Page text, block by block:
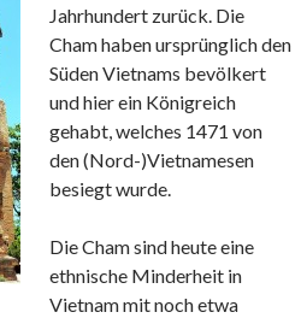
Jahrhundert zurück. Die
Cham haben ursprünglich den
Süden Vietnams bevölkert
und hier ein Königreich
gehabt, welches 1471 von
den (Nord-)Vietnamesen
besiegt wurde.
Die Cham sind heute eine
ethnische Minderheit in
Vietnam mit noch etwa